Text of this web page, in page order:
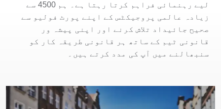
لیے رہنمائی فراہم کرتا رہتا ہے۔ ہم 4500 سے
زیادہ عالمی پروجیکٹس کے اپنے پورٹ فولیو سے
صحیح جائیداد تلاش کرنے اور اپنی پیشہ ور
قانونی ٹیم کے ساتھ ہر قانونی طریقہ کار کو
سنبھالنے میں آپ کی مدد کرتے ہیں۔